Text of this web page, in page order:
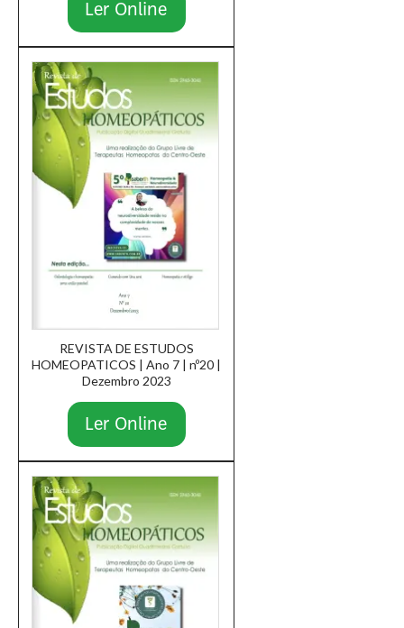
Ler Online
REVISTA DE ESTUDOS
HOMEOPATICOS | Ano 7 | nº20 |
Dezembro 2023
Ler Online